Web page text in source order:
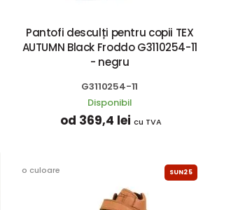
Pantofi desculți pentru copii TEX
AUTUMN Black Froddo G3110254-11
- negru
G3110254-11
Disponibil
od 369,4 lei cu TVA
o culoare SUN25